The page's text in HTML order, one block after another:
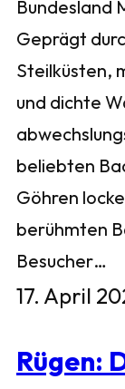
Bundesland
Geprägt
Steilküsten,
und dichte
beliebten
Göhren
berühmten
Besucher…
17. April
Rügen: